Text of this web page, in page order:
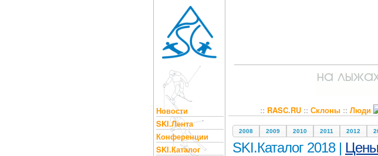
Новости
SKI.Лента
Конференции
SKI.Каталог
:: RASC.RU:: Склоны:: Люди
2008 2009 2010 2011 2012
SKI.Каталог 2018 | Цены